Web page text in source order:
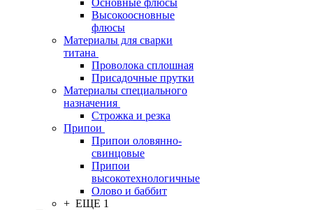
Основные флюсы
Высокоосновные
флюсы
Материалы для сварки
титана
Проволока сплошная
Присадочные прутки
Материалы специального
назначения
Строжка и резка
Припои
Припои оловянно-
свинцовые
Припои
высокотехнологичные
Олово и баббит
+ ЕЩЕ 1